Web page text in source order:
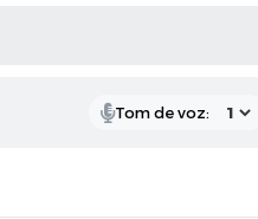
Tom de voz: